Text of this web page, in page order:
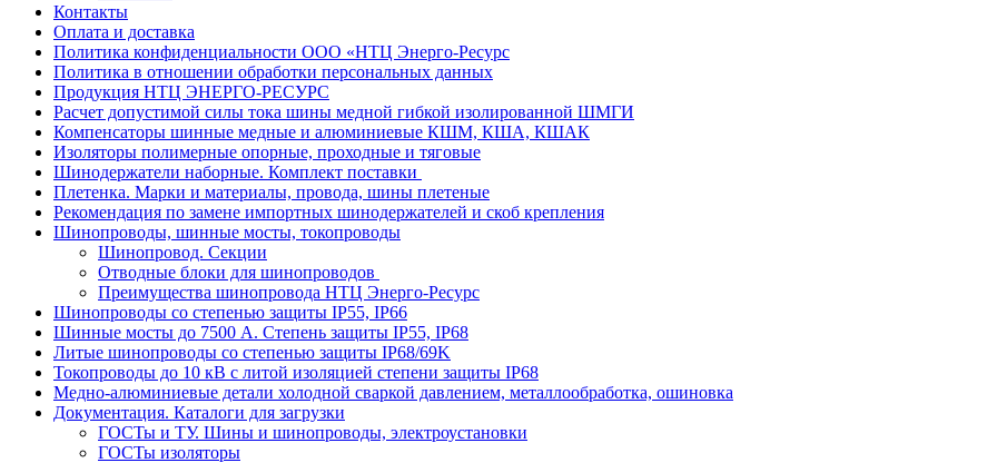
Контакты
Оплата и доставка
Политика конфиденциальности ООО «НТЦ Энерго-Ресурс
Политика в отношении обработки персональных данных
Продукция НТЦ ЭНЕРГО-РЕСУРС
Расчет допустимой силы тока шины медной гибкой изолированной ШМГИ
Компенсаторы шинные медные и алюминиевые КШМ, КША, КШАК
Изоляторы полимерные опорные, проходные и тяговые
Шинодержатели наборные. Комплект поставки
Плетенка. Марки и материалы, провода, шины плетеные
Рекомендация по замене импортных шинодержателей и скоб крепления
Шинопроводы, шинные мосты, токопроводы
Шинопровод. Секции
Отводные блоки для шинопроводов
Преимущества шинопровода НТЦ Энерго-Ресурс
Шинопроводы со степенью защиты IP55, IP66
Шинные мосты до 7500 А. Степень защиты IP55, IP68
Литые шинопроводы со степенью защиты IP68/69K
Токопроводы до 10 кВ с литой изоляцией степени защиты IP68
Медно-алюминиевые детали холодной сваркой давлением, металлообработка, ошиновка
Документация. Каталоги для загрузки
ГОСТы и ТУ. Шины и шинопроводы, электроустановки
ГОСТы изоляторы